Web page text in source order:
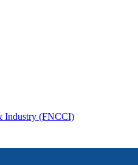
Industry (FNCCI)